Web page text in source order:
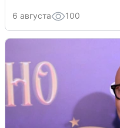
6 августа 100